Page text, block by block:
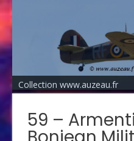
Collection www.auzeau.fr
59 –